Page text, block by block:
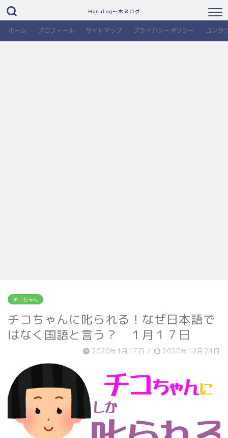
HonuLog～ホヌログ
ホーム プロフィール サイトマップ プライバシーポリシー コンタ
チコちゃん
チコちゃんに叱られる！なぜ日本語で
はなく国語と言う？ １月１７日
2020年1月17日 / 2020年12月24日